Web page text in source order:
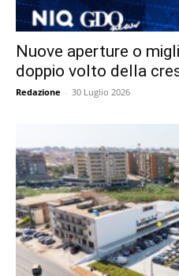
Nuove aperture o
doppio volto della
Redazione - 30 Luglio 2026